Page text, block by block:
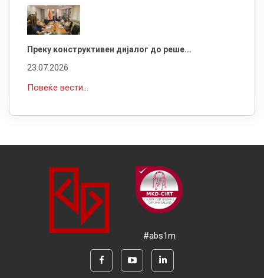
Преку конструктивен дијалог до реше...
23.07.2026
Повеќе вести...
#abs1m